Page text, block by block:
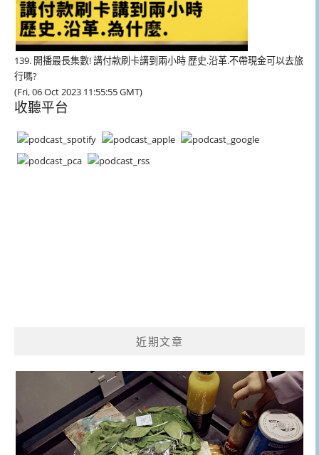
139. 開播最長集數! 講付款刷卡講到兩小時 歷史.沿革.不帶現金可以去旅
行嗎?
(Fri, 06 Oct 2023 11:55:55 GMT)
收聽平台
近期文章